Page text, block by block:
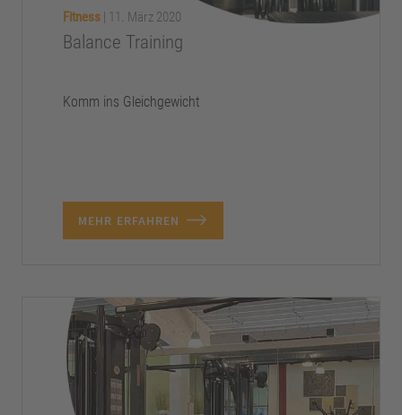
Fitness | 11. März 2020
Balance Training
Komm ins Gleichgewicht
MEHR ERFAHREN